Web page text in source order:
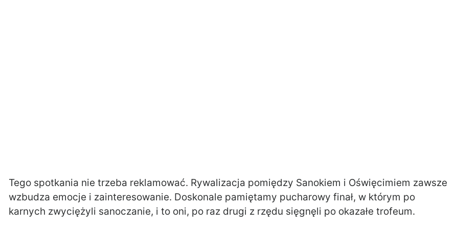
Tego spotkania nie trzeba reklamować. Rywalizacja pomiędzy Sanokiem i Oświęcimiem zawsze
wzbudza emocje i zainteresowanie. Doskonale pamiętamy pucharowy finał, w którym po
karnych zwyciężyli sanoczanie, i to oni, po raz drugi z rzędu sięgnęli po okazałe trofeum.